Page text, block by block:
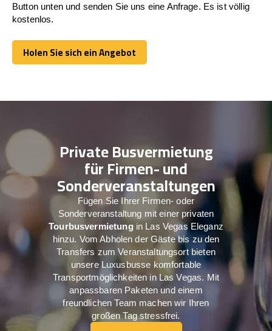
Button unten und senden Sie uns eine Anfrage. Es ist völlig
kostenlos.
Holen Sie sich ein Angebot
Holen Sie sich ein Angebot
Private Busvermietung
für Firmen- und
Sonderveranstaltungen
Fügen Sie Ihrer Firmen- oder
Sonderveranstaltung mit einer privaten
Tourbusvermietungin Las Vegas Eleganz
hinzu. Vom Abholen der Gäste bis zu den
Transfers zum Veranstaltungsort bieten
unsere Luxusbusse komfortable
Transportmöglichkeiten in Las Vegas. Mit
anpassbaren Paketen und einem
freundlichen Team machen wir Ihren
großen Tag stressfrei.